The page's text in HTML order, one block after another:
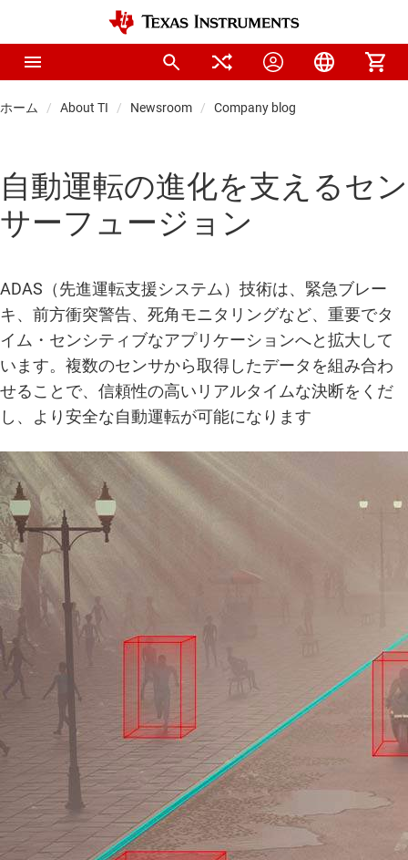
ホーム About TI Newsroom Company blog
自動運転の進化を支えるセン
サーフュージョン
ADAS（先進運転支援システム）技術は、緊急ブレー
キ、前方衝突警告、死角モニタリングなど、重要でタ
イム・センシティブなアプリケーションへと拡大して
います。複数のセンサから取得したデータを組み合わ
せることで、信頼性の高いリアルタイムな決断をくだ
し、より安全な自動運転が可能になります